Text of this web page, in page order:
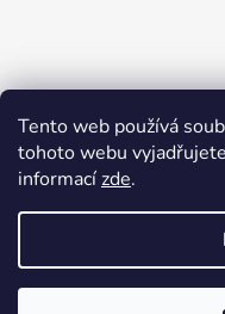
Tento web používá
tohoto webu
informacízde.